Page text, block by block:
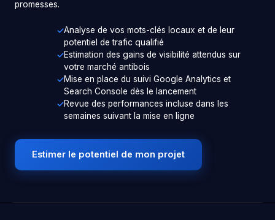
promesses.
Analyse de vos mots-clés locaux et de leur
potentiel de trafic qualifié
Estimation des gains de visibilité attendus sur
votre marché antibois
Mise en place du suivi Google Analytics et
Search Console dès le lancement
Revue des performances incluse dans les
semaines suivant la mise en ligne
Estimer le potentiel de mon projet